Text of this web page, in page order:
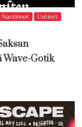
Nautinnot
Uutiset
Wave-Gotik